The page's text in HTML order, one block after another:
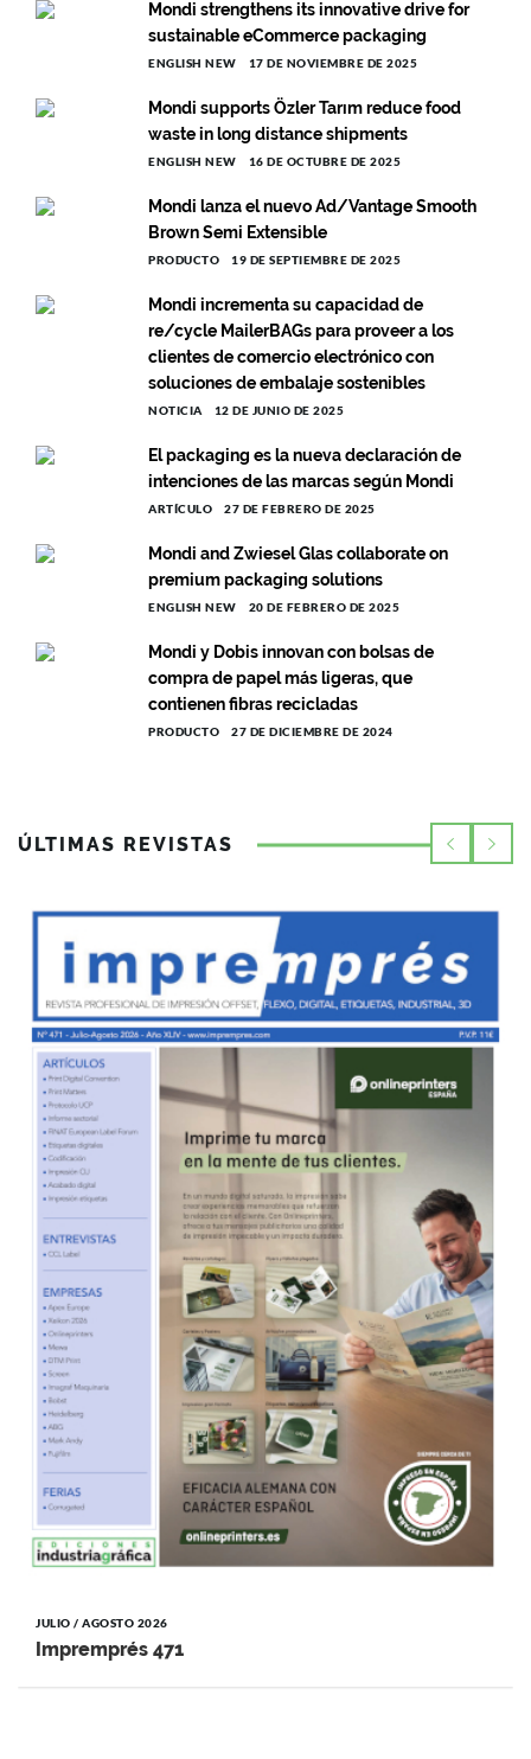
Mondi strengthens its innovative drive for
sustainable eCommerce packaging
ENGLISH NEW 17 DE NOVIEMBRE DE 2025
Mondi supports Özler Tarım reduce food
waste in long distance shipments
ENGLISH NEW 16 DE OCTUBRE DE 2025
Mondi lanza el nuevo Ad/Vantage Smooth
Brown Semi Extensible
PRODUCTO 19 DE SEPTIEMBRE DE 2025
Mondi incrementa su capacidad de
re/cycle MailerBAGs para proveer a los
clientes de comercio electrónico con
soluciones de embalaje sostenibles
NOTICIA 12 DE JUNIO DE 2025
El packaging es la nueva declaración de
intenciones de las marcas según Mondi
ARTÍCULO 27 DE FEBRERO DE 2025
Mondi and Zwiesel Glas collaborate on
premium packaging solutions
ENGLISH NEW 20 DE FEBRERO DE 2025
Mondi y Dobis innovan con bolsas de
compra de papel más ligeras, que
contienen fibras recicladas
PRODUCTO 27 DE DICIEMBRE DE 2024
ÚLTIMAS REVISTAS
JULIO / AGOSTO 2026
Impremprés 471